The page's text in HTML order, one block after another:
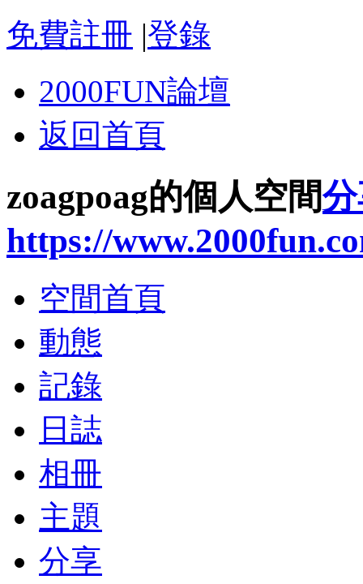
免費註冊 |登錄
2000FUN論壇
返回首頁
zoagpoag的個人空間
https://
空間首頁
動態
記錄
日誌
相冊
主題
分享